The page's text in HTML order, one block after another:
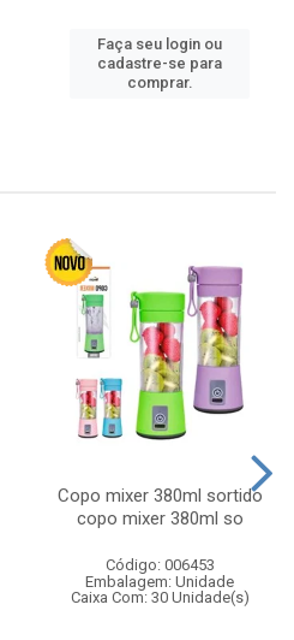
Faça seu login ou
cadastre-se para
comprar.
Copo mixer 380ml sortido
copo mixer 380ml so
Código: 006453
Embalagem: Unidade
Caixa Com: 30 Unidade(s)